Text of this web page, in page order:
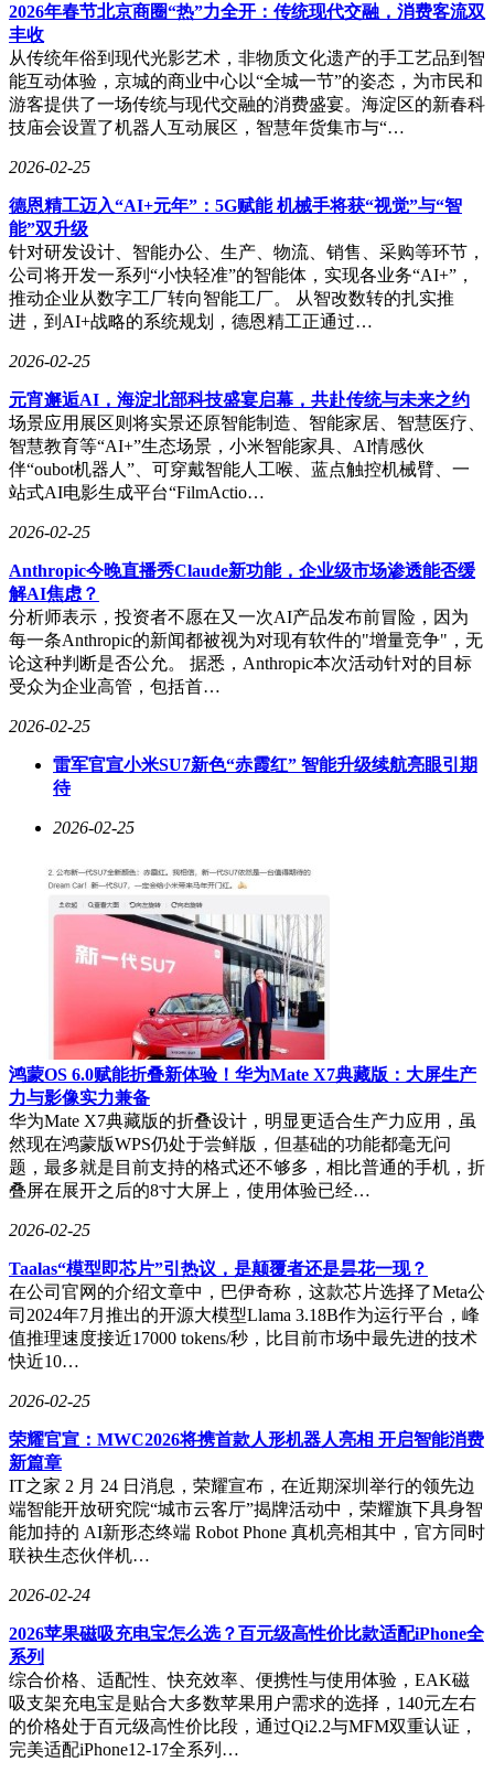
动标注操作标签。IDM通过观察屏幕前后帧变化反推操作动
作，例如屏幕上出现字母“K”可能对应按下K键，光标移动则
对应鼠标位移。尽管存在噪声和歧义，但这种方法在技术上可
行。团队采用掩码扩散架构设计IDM，使其能够同时参照所有
帧推断动作，先标注高置信度简单动作，再集中处理模糊难
例。据称，这种方法比纯因果模型数据效率更高，且在鼠标移
在上下文长度方面，突破来自团队自研的视频编码器。现有
VLM处理屏幕录制视频的方式消耗大量token，例如一分钟30
FPS视频约需100万个token，导致主流模型在200k token上下文
窗口中仅能处理几秒钟视频。Standard Intelligence的视频编码
器声称能将近两小时（约36000帧）视频压缩进相同token预
算，比此前最优方案高效50倍，比OpenAI编码器高效100倍。
该编码器通过在屏幕录制数据上训练掩码压缩目标实现这一性
能，并在文本转录基准测试中展现出比标准ViT快约100倍的
基于大规模标注数据和高效编码器，FDM-1采用标准自回归架
构训练。该模型接收此前视频帧和动作序列，预测下一个动作
token，输出空间包含键盘按键和鼠标移动增量。为处理鼠标
位移的庞大状态空间，团队将其分解为X和Y分量，经屏幕宽
繁的移动分入细粒度箱，大而稀少的移动分入粗粒度箱，同时
每个鼠标移动token附带预测下一个点击位置，以生成更精确
轨迹。
与VLM路线不同，FDM-1完全不使用链式思维推理、字节对
编码或工具调用，直接在视频和动作token上运作。这种设计
使推理延迟降低，并使其能够处理滚动、3D建模、游戏操控
等连续性任务。为评估模型性能，团队构建了一套可运行8万
台分叉虚拟机的系统，每小时能完成超过100万次rollout。每
一块H100 GPU可同时控制42台。分叉机制允许对操作系统状
态做完整内存快照并复制到新虚拟机，从而在相同起始状态下
延迟VNC配置和自定义Rust输入绑定，团队将屏幕截取到动作
号记忆和UI操控等方面的表现已超过人工标注数据，但在打
字和语言理解任务上进步较慢。团队认为这是IDM标注噪声所
致，未来计划混合使用两种数据。在自动驾驶微调实验中，
FDM-1在不到1小时驾驶数据上微调后，即能用方向键控制汽
车在旧金山绕街区转弯，起始准确率为50%（在“无操作/左转/
右转”三选一中），明显高于仅有视频编码器而无互联网视频
预训练的基线模型。
Standard Intelligence成立于2024年3月，定位为“对齐的AGI实
验室”。研究团队核心成员包括Neel Redkar、Yudhister
Kumar、Devansh Pandey和Galen Mead。Neel Redkar来自
UCLA，高中时期曾凭借碳捕获金属有机框架神经网络研究获
得ISEF大奖，并在Notion AI团队实习过。Yudhister Kumar参与
1之前，团队已开展过两个引人关注的项目：2024年中在旧金
山市中心建造的30 PB存储集群，用于存放9000万小时视频数
据；2024年11月开源的hertz-dev，一个85亿参数的全双工音频
基础模型，在单张RTX 4090上实现了约120毫秒的实际对话延
迟。这两个项目分别对应了FDM-1所需的大规模数据基础设施
和跨模态学习能力。
FDM-1的技术路径与当前行业主流形成鲜明对比。Anthropic、
臂”，利用现有语言/视觉推理模型截图、识别UI元素并生成点
击指令。这种方法的优点是能利用通用推理能力，缺点是操作
频率低，难以处理高帧率连续控制任务，且受限于截屏分辨率
下的UI理解。FDM-1则更接近端到端行为克隆路线，直接从
视频到动作，不经过语言中介，天然擅长连续控制任务，但可
能缺乏VLM方案的抽象推理和自然语言理解能力。
目前，FDM-1尚未成为可用产品。它不具备指令跟随能力，所
有演示均为模型自主探索或执行预设行为，缺乏自然语言驱动
展示。团队也未在公开标准化基准（如OSWorld或CUB）上报
告结果，所有评测基于内部任务套件，与主流方案缺乏直接可
比性。不使用语言模型能力迁移意味着FDM-1可能在CAD建
模、游戏操控、连续滚动浏览等任务上有独特优势，但产品化
落地时需解决指令理解、任务规划等问题。未来，FDM-1代表
的路线与VLM代理路线可能会趋于融合。一个能在30 FPS下
2026年春节北京商圈“热”力全开：传统现代交融，消费客流双
丰收
从传统年俗到现代光影艺术，非物质文化遗产的手工艺品到智
能互动体验，京城的商业中心以“全城一节”的姿态，为市民和
游客提供了一场传统与现代交融的消费盛宴。海淀区的新春科
技庙会设置了机器人互动展区，智慧年货集市与“…
2026-02-25
德恩精工迈入“AI+元年”：5G赋能 机械手将获“视觉”与“智
能”双升级
针对研发设计、智能办公、生产、物流、销售、采购等环节，
公司将开发一系列“小快轻准”的智能体，实现各业务“AI+”，
推动企业从数字工厂转向智能工厂。 从智改数转的扎实推
进，到AI+战略的系统规划，德恩精工正通过…
2026-02-25
元宵邂逅AI，海淀北部科技盛宴启幕，共赴传统与未来之约
场景应用展区则将实景还原智能制造、智能家居、智慧医疗、
智慧教育等“AI+”生态场景，小米智能家具、AI情感伙
伴“oubot机器人”、可穿戴智能人工喉、蓝点触控机械臂、一
站式AI电影生成平台“FilmActio…
2026-02-25
Anthropic今晚直播秀Claude新功能，企业级市场渗透能否缓
解AI焦虑？
分析师表示，投资者不愿在又一次AI产品发布前冒险，因为
每一条Anthropic的新闻都被视为对现有软件的"增量竞争"，无
论这种判断是否公允。 据悉，Anthropic本次活动针对的目标
受众为企业高管，包括首…
2026-02-25
雷军官宣小米SU7新色“赤霞红” 智能升级续航亮眼引期
待
2026-02-25
鸿蒙OS 6.0赋能折叠新体验！华为Mate X7典藏版：大屏生产
力与影像实力兼备
华为Mate X7典藏版的折叠设计，明显更适合生产力应用，虽
然现在鸿蒙版WPS仍处于尝鲜版，但基础的功能都毫无问
题，最多就是目前支持的格式还不够多，相比普通的手机，折
叠屏在展开之后的8寸大屏上，使用体验已经…
2026-02-25
Taalas“模型即芯片”引热议，是颠覆者还是昙花一现？
在公司官网的介绍文章中，巴伊奇称，这款芯片选择了Meta公
司2024年7月推出的开源大模型Llama 3.18B作为运行平台，峰
值推理速度接近17000 tokens/秒，比目前市场中最先进的技术
快近10…
2026-02-25
荣耀官宣：MWC2026将携首款人形机器人亮相 开启智能消费
新篇章
IT之家 2 月 24 日消息，荣耀宣布，在近期深圳举行的领先边
端智能开放研究院“城市云客厅”揭牌活动中，荣耀旗下具身智
能加持的 AI新形态终端 Robot Phone 真机亮相其中，官方同时
联袂生态伙伴机…
2026-02-24
2026苹果磁吸充电宝怎么选？百元级高性价比款适配iPhone全
系列
综合价格、适配性、快充效率、便携性与使用体验，EAK磁
吸支架充电宝是贴合大多数苹果用户需求的选择，140元左右
的价格处于百元级高性价比段，通过Qi2.2与MFM双重认证，
完美适配iPhone12-17全系列…